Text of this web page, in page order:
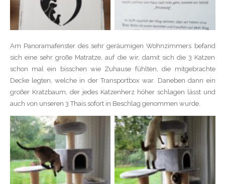
Am Panoramafenster des sehr geräumigen Wohnzimmers befand
sich eine sehr große Matratze, auf die wir, damit sich die 3 Katzen
schon mal ein bisschen wie Zuhause fühlten, die mitgebrachte
Decke legten, welche in der Transportbox war. Daneben dann ein
großer Kratzbaum, der jedes Katzenherz höher schlagen lässt und
auch von unseren 3 Thais sofort in Beschlag genommen wurde.